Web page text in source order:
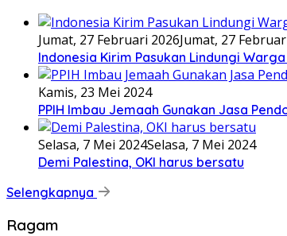
Jumat, 27 Februari 2026Jumat, 27
Indonesia Kirim Pasukan Lindungi
Kamis, 23 Mei 2024
PPIH Imbau Jemaah Gunakan Jasa
Selasa, 7 Mei 2024Selasa, 7 Mei 2024
Demi Palestina, OKI harus bersatu
Selengkapnya
Ragam